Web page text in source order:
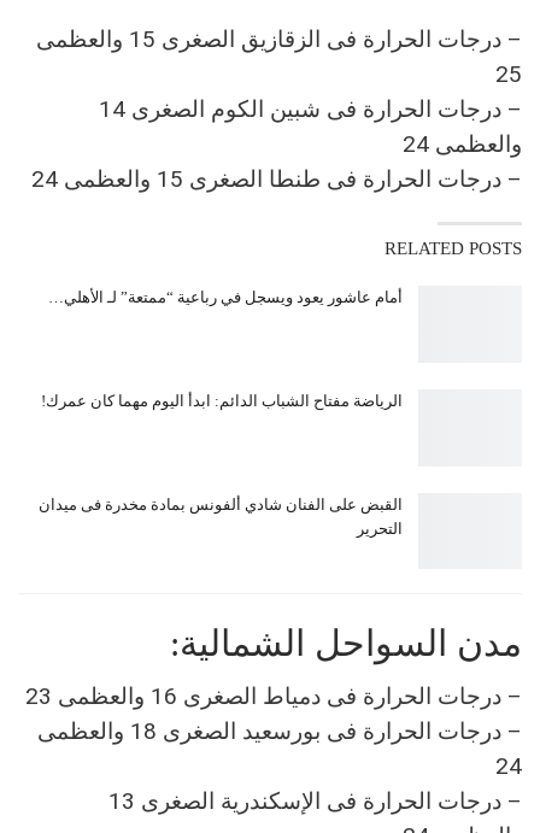
– درجات الحرارة فى الزقازيق الصغرى 15 والعظمى
25
– درجات الحرارة فى شبين الكوم الصغرى 14
والعظمى 24
– درجات الحرارة فى طنطا الصغرى 15 والعظمى 24
RELATED POSTS
أمام عاشور يعود ويسجل في رباعية “ممتعة” لـ الأهلي…
الرياضة مفتاح الشباب الدائم: ابدأ اليوم مهما كان عمرك!
القبض على الفنان شادي ألفونس بمادة مخدرة فى ميدان
التحرير
مدن السواحل الشمالية:
– درجات الحرارة فى دمياط الصغرى 16 والعظمى 23
– درجات الحرارة فى بورسعيد الصغرى 18 والعظمى
24
– درجات الحرارة فى الإسكندرية الصغرى 13